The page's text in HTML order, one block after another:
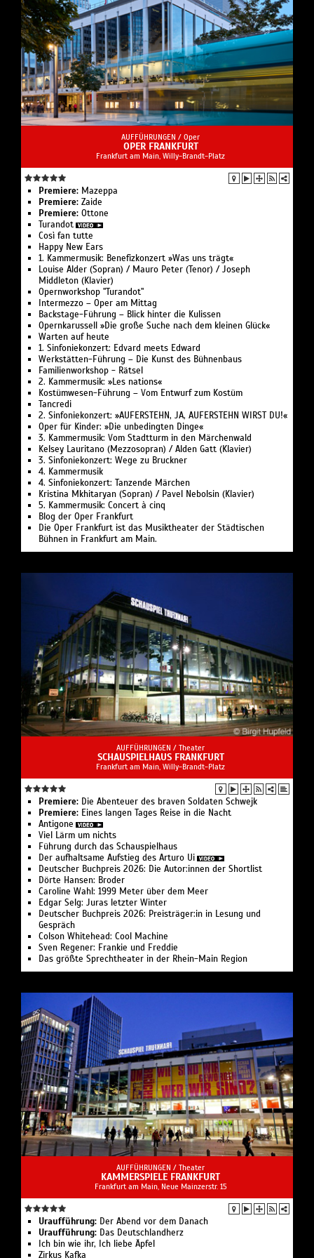
AUFFÜHRUNGEN / Oper
OPER FRANKFURT
Frankfurt am Main, Willy-Brandt-Platz
Premiere: Mazeppa
Premiere: Zaide
Premiere: Ottone
Turandot
Così fan tutte
Happy New Ears
1. Kammermusik: Benefizkonzert »Was uns trägt«
Louise Alder (Sopran) / Mauro Peter (Tenor) / Joseph
Middleton (Klavier)
Opernworkshop "Turandot"
Intermezzo – Oper am Mittag
Backstage-Führung – Blick hinter die Kulissen
Opernkarussell »Die große Suche nach dem kleinen Glück«
Warten auf heute
1. Sinfoniekonzert: Edvard meets Edward
Werkstätten-Führung – Die Kunst des Bühnenbaus
Familienworkshop - Rätsel
2. Kammermusik: »Les nations«
Kostümwesen-Führung – Vom Entwurf zum Kostüm
Tancredi
2. Sinfoniekonzert: »AUFERSTEHN, JA, AUFERSTEHN WIRST DU!«
Oper für Kinder: »Die unbedingten Dinge«
3. Kammermusik: Vom Stadtturm in den Märchenwald
Kelsey Lauritano (Mezzosopran) / Alden Gatt (Klavier)
3. Sinfoniekonzert: Wege zu Bruckner
4. Kammermusik
4. Sinfoniekonzert: Tanzende Märchen
Kristina Mkhitaryan (Sopran) / Pavel Nebolsin (Klavier)
5. Kammermusik: Concert à cinq
Blog der Oper Frankfurt
Die Oper Frankfurt ist das Musiktheater der Städtischen
Bühnen in Frankfurt am Main.
AUFFÜHRUNGEN / Theater
SCHAUSPIELHAUS FRANKFURT
Frankfurt am Main, Willy-Brandt-Platz
Premiere: Die Abenteuer des braven Soldaten Schwejk
Premiere: Eines langen Tages Reise in die Nacht
Antigone
Viel Lärm um nichts
Führung durch das Schauspiel­haus
Der aufhaltsame Aufstieg des Arturo Ui
Deutscher Buchpreis 2026: Die Autor:innen der Shortlist
Dörte Hansen: Broder
Caroline Wahl: 1999 Meter über dem Meer
Edgar Selg: Juras letzter Winter
Deutscher Buchpreis 2026: Preisträger:in in Lesung und
Gespräch
Colson White­head: Cool Machine
Sven Regener: Frankie und Freddie
Das größte Sprechtheater in der Rhein-Main Region
AUFFÜHRUNGEN / Theater
KAMMERSPIELE FRANKFURT
Frankfurt am Main, Neue Mainzerstr. 15
Uraufführung: Der Abend vor dem Danach
Uraufführung: Das Deutschland­herz
Ich bin wie ihr, Ich liebe Äpfel
Zirkus Kafka